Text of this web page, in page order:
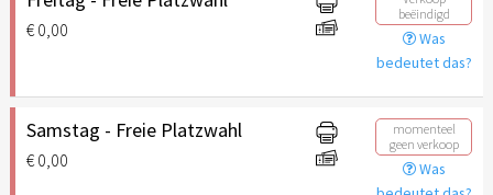
€ 0,00
beëindigd
Was
bedeutet das?
Samstag - Freie Platzwahl
€ 0,00
momenteel
geen verkoop
Was